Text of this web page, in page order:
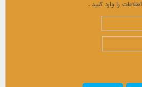
اطلاعات را وارد کنید .